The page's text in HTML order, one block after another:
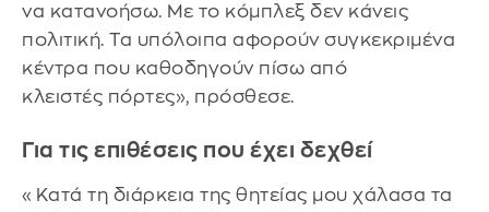
να κατανοήσω. Με το κόμπλεξ δεν κάνεις
πολιτική. Τα υπόλοιπα αφορούν συγκεκριμένα
κέντρα που καθοδηγούν πίσω από
κλειστές πόρτες», πρόσθεσε.
Για τις επιθέσεις που έχει δεχθεί
«Κατά τη διάρκεια της θητείας μου χάλασα τα